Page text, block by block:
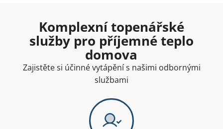
Komplexní topenářské
služby pro příjemné teplo
domova
Zajistěte si účinné vytápění s našimi odbornými
službami